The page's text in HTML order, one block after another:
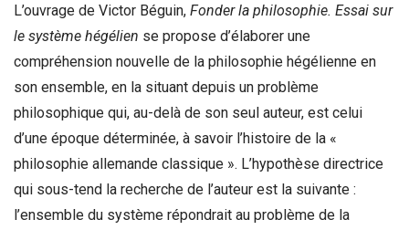
L’ouvrage de Victor Béguin, Fonder la philosophie. Essai sur
le système hégélien se propose d’élaborer une
compréhension nouvelle de la philosophie hégélienne en
son ensemble, en la situant depuis un problème
philosophique qui, au-delà de son seul auteur, est celui
d’une époque déterminée, à savoir l’histoire de la «
philosophie allemande classique ». L’hypothèse directrice
qui sous-tend la recherche de l’auteur est la suivante :
l’ensemble du système répondrait au problème de la